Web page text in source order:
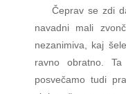
Čeprav se zdi
navadni mali
nezanimiva, kaj
ravno obratno.
posvečamo tudi